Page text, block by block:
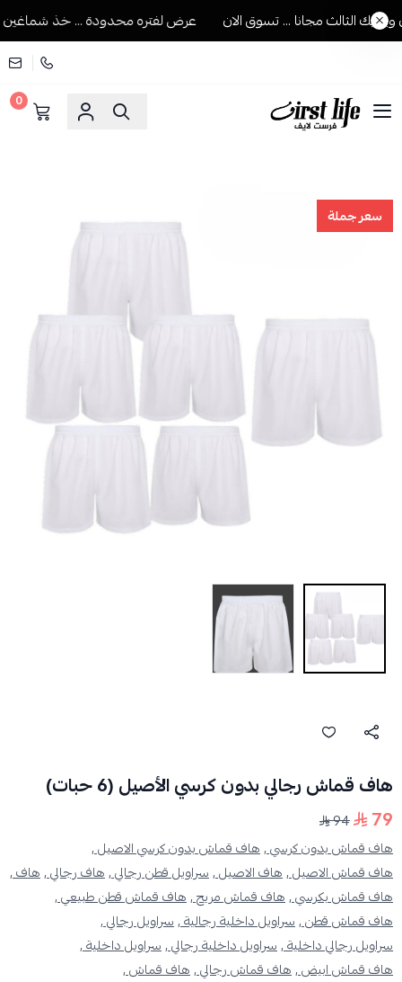
الثالث مجانا ... تسوق الان عرض لفتره محدودة ... خذ شماغين
فرست لايف للمستلزمات الرجالية
0
سعر جملة
هاف قماش رجالي بدون كرسي الأصيل (6 حبات)
79
94
هاف قماش بدون كرسي ,هاف قماش بدون كرسي الاصيل ,
هاف قماش الاصيل ,هاف الاصيل ,سراويل قطن رجالي ,هاف رجالي ,هاف ,
هاف قماش بكرسي ,هاف قماش مريح ,هاف قماش قطن طبيعي ,
هاف قماش قطن ,سراويل داخلية رجالية ,سراويل رجالي ,
سراويل رجالي داخلية ,سراويل داخلية رجالي ,سراويل داخلية ,
هاف قماش ابيض ,هاف قماش رجالي ,هاف قماش ,